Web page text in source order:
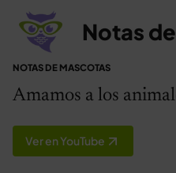
Notas
NOTAS DE MASCOTAS
Amamos a los
Ver en YouTube